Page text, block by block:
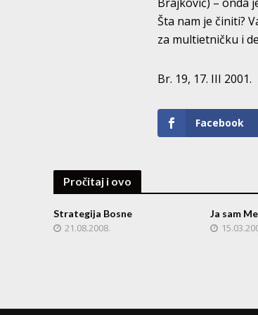
Šta nam je činiti?
za multietničku i
Br. 19, 17. III 2001.
Facebook
Pročitaj i ovo
Strategija Bosne
21.08.2008.
Ja sam